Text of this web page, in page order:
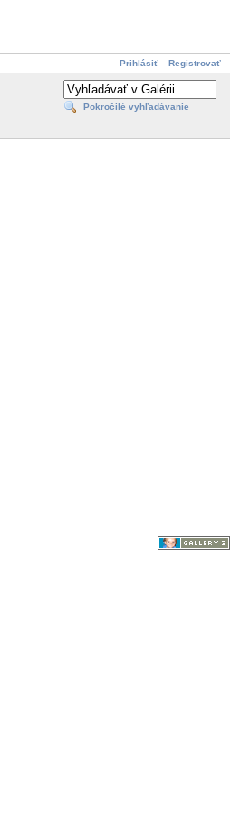
Prihlásiť Registrovať
Pokročilé vyhľadávanie